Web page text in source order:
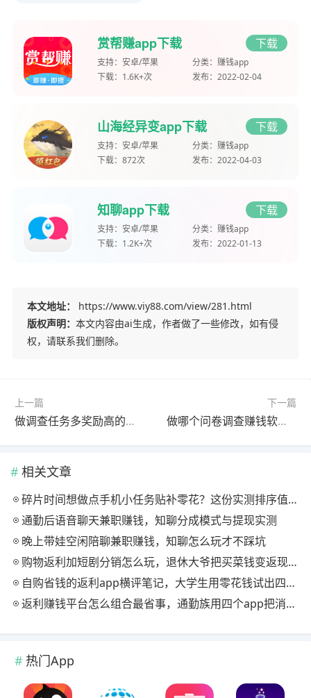
赏帮赚app下载 下载
支持： 安卓/苹果 分类： 赚钱app
下载： 1.6K+次 发布： 2022-02-04
山海经异变app下载 下载
支持： 安卓/苹果 分类： 赚钱app
下载： 872次 发布： 2022-04-03
知聊app下载 下载
支持： 安卓/苹果 分类： 赚钱app
下载： 1.2K+次 发布： 2022-01-13
本文地址：
https://www.viy88.com/view/281.html
版权声明： 本文内容由ai生成，作者做了一些修改，如有侵
权，请联系我们删除。
上一篇
做调查任务多奖励高的赚钱平台，做这三个就行了
下一篇
做哪个问卷调查赚钱软件好？推荐个最赚钱的给你
相关文章
碎片时间想做点手机小任务贴补零花？这份实测排序值得先看
通勤后语音聊天兼职赚钱，知聊分成模式与提现实测
晚上带娃空闲陪聊兼职赚钱，知聊怎么玩才不踩坑
购物返利加短剧分销怎么玩，退休大爷把买菜钱变返现的慢节奏法
自购省钱的返利app横评笔记，大学生用零花钱试出四款能提现的
返利赚钱平台怎么组合最省事，通勤族用四个app把消费变现金流
热门App